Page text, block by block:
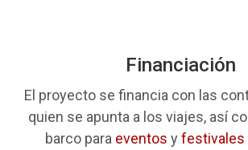
Financiación
El proyecto se financia con las
quien se apunta a los viajes, así
barco para eventos y festivales